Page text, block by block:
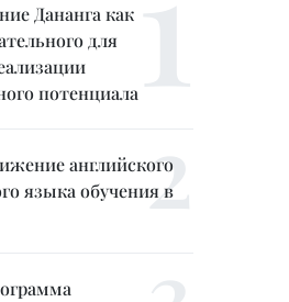
Дананга как
для
потенциала
английского
языка обучения в